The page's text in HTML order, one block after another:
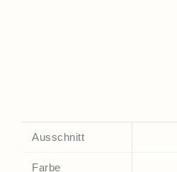
Ausschnitt
Farbe